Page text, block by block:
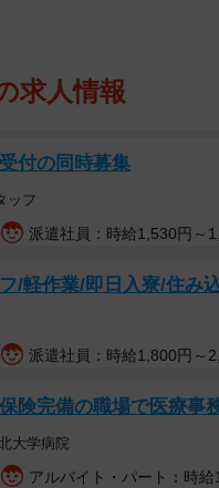
乗る時はみんなの勇気
さんは、両前足をそれ
ン！」とでも言うような
お名まえは「つるちゃん
るちゃんが、七さんの
でもご紹介しました。
をもらいつつ癒しを供給
んばれ」
求人情報
付の同時募集
ッフ
派遣社員：時給1,530円～
/軽作業/即日入寮/住み
派遣社員：時給1,800円～
険完備の職場で医療事
大学病院
アルバイト・パート：時